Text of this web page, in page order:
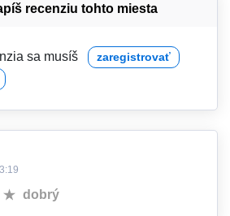
recenziu tohto miesta
sa musíš zaregistrovať
dobrý